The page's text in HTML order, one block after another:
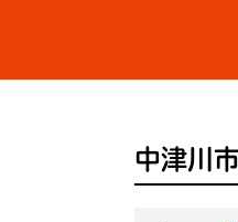
中津川